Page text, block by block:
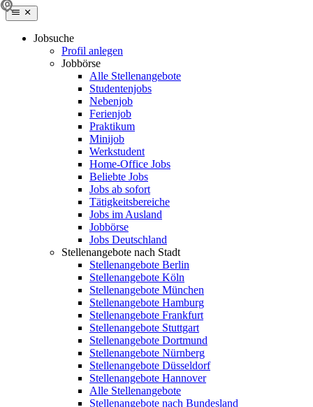
Jobsuche
Profil anlegen
Jobbörse
Alle Stellenangebote
Studentenjobs
Nebenjob
Ferienjob
Praktikum
Minijob
Werkstudent
Home-Office Jobs
Beliebte Jobs
Jobs ab sofort
Tätigkeitsbereiche
Jobs im Ausland
Jobbörse
Jobs Deutschland
Stellenangebote nach Stadt
Stellenangebote Berlin
Stellenangebote Köln
Stellenangebote München
Stellenangebote Hamburg
Stellenangebote Frankfurt
Stellenangebote Stuttgart
Stellenangebote Dortmund
Stellenangebote Nürnberg
Stellenangebote Düsseldorf
Stellenangebote Hannover
Alle Stellenangebote
Stellenangebote nach Bundesland